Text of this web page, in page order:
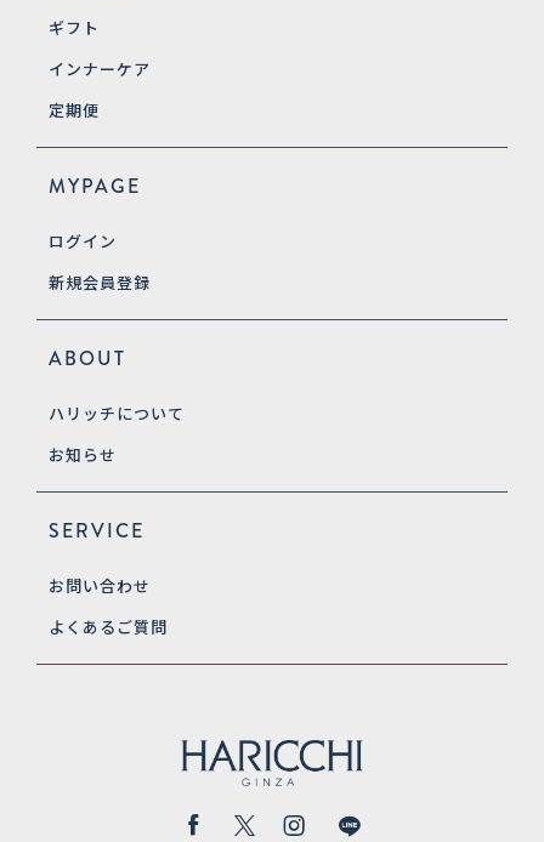
ギフト
インナーケア
定期便
MYPAGE
ログイン
新規会員登録
ABOUT
ハリッチについて
お知らせ
SERVICE
お問い合わせ
よくあるご質問